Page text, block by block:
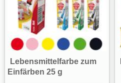
Lebensmittelfarbe zum
Einfärben 25 g